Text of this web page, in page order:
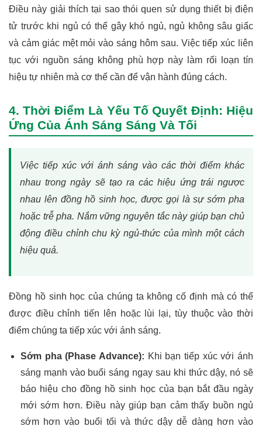
Điều này giải thích tại sao thói quen sử dụng thiết bị điện
tử trước khi ngủ có thể gây khó ngủ, ngủ không sâu giấc
và cảm giác mệt mỏi vào sáng hôm sau. Việc tiếp xúc liên
tục với nguồn sáng không phù hợp này làm rối loạn tín
hiệu tự nhiên mà cơ thể cần để vận hành đúng cách.
4. Thời Điểm Là Yếu Tố Quyết Định: Hiệu
Ứng Của Ánh Sáng Sáng Và Tối
Việc tiếp xúc với ánh sáng vào các thời điểm khác
nhau trong ngày sẽ tạo ra các hiệu ứng trái ngược
nhau lên đồng hồ sinh học, được gọi là sự sớm pha
hoặc trễ pha. Nắm vững nguyên tắc này giúp bạn chủ
động điều chỉnh chu kỳ ngủ-thức của mình một cách
hiệu quả.
Đồng hồ sinh học của chúng ta không cố định mà có thể
được điều chỉnh tiến lên hoặc lùi lại, tùy thuộc vào thời
điểm chúng ta tiếp xúc với ánh sáng.
Sớm pha (Phase Advance): Khi bạn tiếp xúc với ánh
sáng mạnh vào buổi sáng ngay sau khi thức dậy, nó sẽ
báo hiệu cho đồng hồ sinh học của bạn bắt đầu ngày
mới sớm hơn. Điều này giúp bạn cảm thấy buồn ngủ
sớm hơn vào buổi tối và thức dậy dễ dàng hơn vào